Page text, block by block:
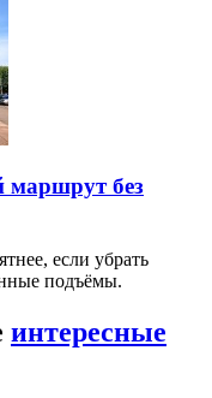
маршрут без
если убрать
подъёмы.
интересные